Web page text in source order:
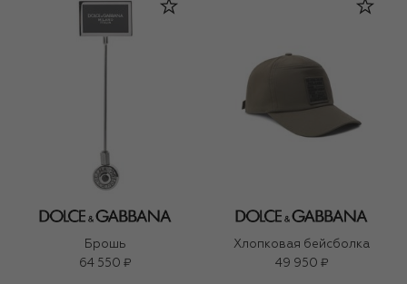
Брошь
64 550 ₽
Хлопковая бейсболка
49 950 ₽